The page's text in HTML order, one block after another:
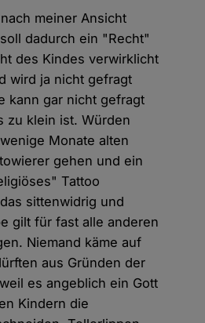
meiner Ansicht
dadurch ein "Recht"
des Kindes verwirklicht
wird ja nicht gefragt
kann gar nicht gefragt
zu klein ist. Würden
Monate alten
gehen und ein
Tattoo
sittenwidrig und
gilt für fast alle anderen
Niemand käme auf
aus Gründen der
es angeblich ein Gott
Kindern die